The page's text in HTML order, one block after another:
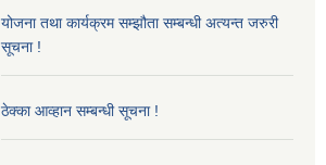
योजना तथा कार्यक्रम सम्झौता सम्बन्धी अत्यन्त जरुरी
सूचना !
ठेक्का आव्हान सम्बन्धी सूचना !